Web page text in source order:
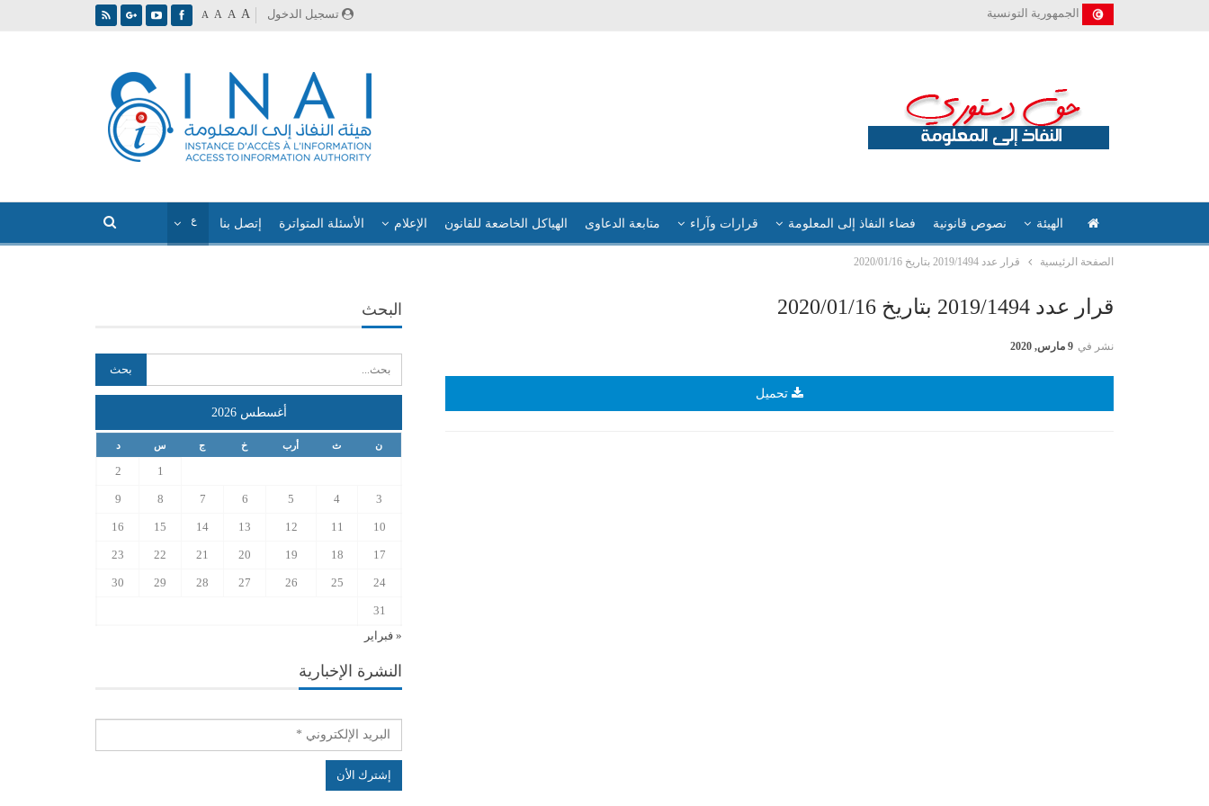
تسجيل الدخول A A A A الجمهورية التونسية
الهيئة نصوص قانونية فضاء النفاذ إلى المعلومة قرارات وآراء متابعة الدعاوى الهياكل الخاضعة للقانون الإعلام الأسئلة المتواترة إتصل بنا
الصفحة الرئيسية قرار عدد 2019/1494 بتاريخ 2020/01/16
قرار عدد 2019/1494 بتاريخ 2020/01/16
نشر في 9 مارس, 2020
تحميل
البحث
أغسطس 2026
ن ث أرب خ ج س د
1
2
3
4
5
6
7
8
9
10
11
12
13
14
15
16
17
18
19
20
21
22
23
24
25
26
27
28
29
30
31
« فبراير
النشرة الإخبارية